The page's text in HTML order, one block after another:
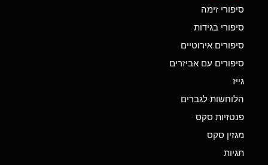
סיפורי זימה
סיפורי בגידות
סיפורים אירוטיים
סיפורים עם אביזרים
גייז
הלוחשות לגברים
פנטזיות סקס
מגזין סקס
תגיות